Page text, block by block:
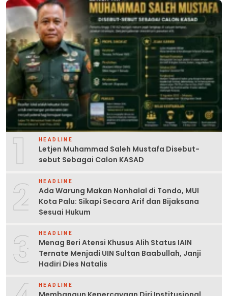
1 HEADLINE
Letjen Muhammad Saleh Mustafa Disebut-
sebut Sebagai Calon KASAD
2 HEADLINE
Ada Warung Makan Nonhalal di Tondo, MUI
Kota Palu: Sikapi Secara Arif dan Bijaksana
Sesuai Hukum
3 HEADLINE
Menag Beri Atensi Khusus Alih Status IAIN
Ternate Menjadi UIN Sultan Baabullah, Janji
Hadiri Dies Natalis
HEADLINE